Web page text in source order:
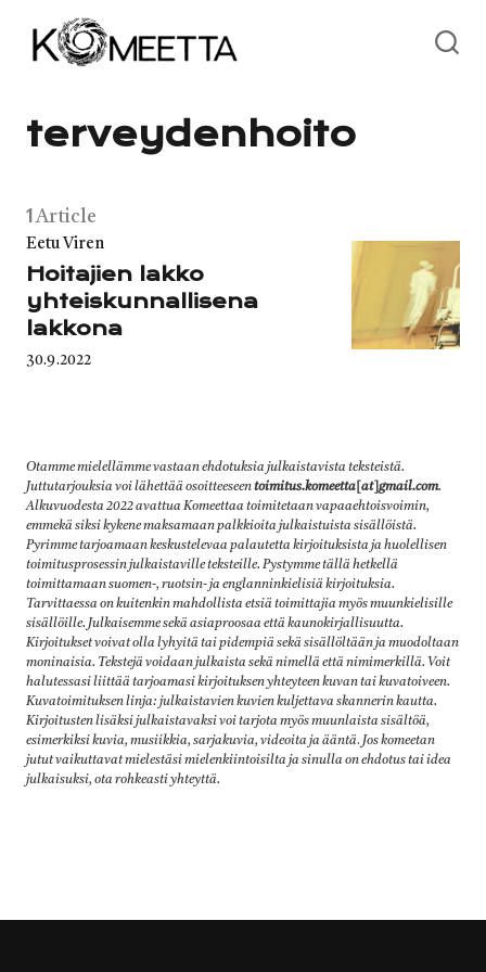
terveydenhoito
1Article
Category
Eetu Viren
Hoitajien lakko
yhteiskunnallisena
lakkona
Published
30.9.2022
Otamme mielellämme vastaan ehdotuksia julkaistavista teksteistä.
Juttutarjouksia voi lähettää osoitteeseentoimitus.komeetta[at]gmail.com.
Alkuvuodesta 2022 avattua Komeettaa toimitetaan vapaaehtoisvoimin,
emmekä siksi kykene maksamaan palkkioita julkaistuista sisällöistä.
Pyrimme tarjoamaan keskustelevaa palautetta kirjoituksista ja huolellisen
toimitusprosessin julkaistaville teksteille. Pystymme tällä hetkellä
toimittamaan suomen-, ruotsin- ja englanninkielisiä kirjoituksia.
Tarvittaessa on kuitenkin mahdollista etsiä toimittajia myös muunkielisille
sisällöille. Julkaisemme sekä asiaproosaa että kaunokirjallisuutta.
Kirjoitukset voivat olla lyhyitä tai pidempiä sekä sisällöltään ja muodoltaan
moninaisia. Tekstejä voidaan julkaista sekä nimellä että nimimerkillä. Voit
halutessasi liittää tarjoamasi kirjoituksen yhteyteen kuvan tai kuvatoiveen.
Kuvatoimituksen linja: julkaistavien kuvien kuljettava skannerin kautta.
Kirjoitusten lisäksi julkaistavaksi voi tarjota myös muunlaista sisältöä,
esimerkiksi kuvia, musiikkia, sarjakuvia, videoita ja ääntä. Jos komeetan
jutut vaikuttavat mielestäsi mielenkiintoisilta ja sinulla on ehdotus tai idea
julkaisuksi, ota rohkeasti yhteyttä.